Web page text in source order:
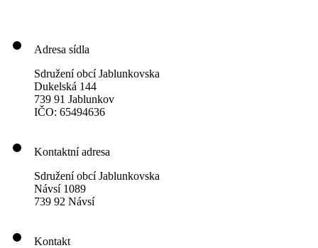
Adresa sídla
Sdružení obcí Jablunkovska
Dukelská 144
739 91 Jablunkov
IČO: 65494636
Kontaktní adresa
Sdružení obcí Jablunkovska
Návsí 1089
739 92 Návsí
Kontakt